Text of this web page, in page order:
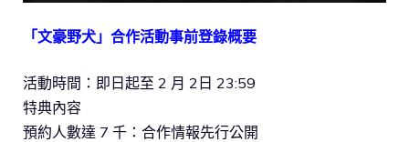
「文豪野犬」合作活動事前登錄概要
活動時間：即日起至 2 月 2日 23:59
特典內容
預約人數達 7 千：合作情報先行公開